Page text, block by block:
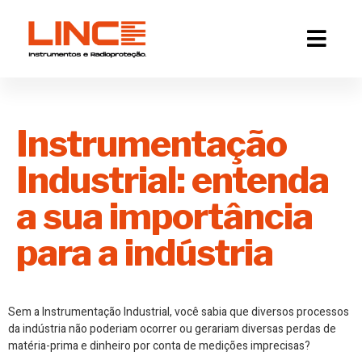
Instrumentação
Industrial: entenda
a sua importância
para a indústria
Sem a Instrumentação Industrial, você sabia que diversos processos
da indústria não poderiam ocorrer ou gerariam diversas perdas de
matéria-prima e dinheiro por conta de medições imprecisas?